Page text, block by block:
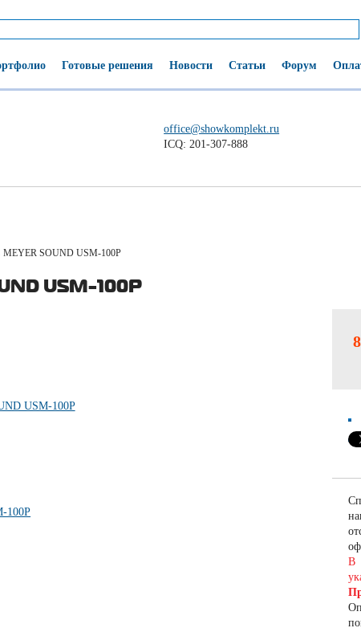
Готовые решения Новости Статьи Форум
office@showkomplekt.ru
ICQ: 201-307-888
MEYER SOUND USM-100P
USM-100P
В